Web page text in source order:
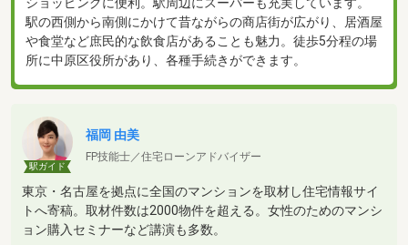
ショッピングに便利。駅周辺にスーパーも充実しています。
駅の西側から南側にかけて昔ながらの商店街が広がり、居酒屋
や食堂など庶民的な飲食店があることも魅力。徒歩5分程の場
所に中原区役所があり、各種手続きができます。
駅ガイド
福岡 由美
FP技能士／住宅ローンアドバイザー
東京・名古屋を拠点に全国のマンションを取材し住宅情報サイ
トへ寄稿。取材件数は2000物件を超える。女性のためのマンシ
ョン購入セミナーなど講演も多数。